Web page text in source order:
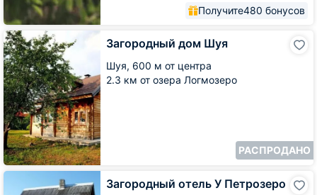
Получите480 бонусов
Загородный дом Шуя
Шуя, 600 м от центра
2.3 км от озера Логмозеро
РАСПРОДАНО
Загородный
дом
Шуя
Загородный отель У Петрозеро
Загородный
отель